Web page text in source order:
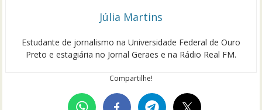
Júlia Martins
Estudante de jornalismo na Universidade Federal de Ouro
Preto e estagiária no Jornal Geraes e na Rádio Real FM.
Compartilhe!